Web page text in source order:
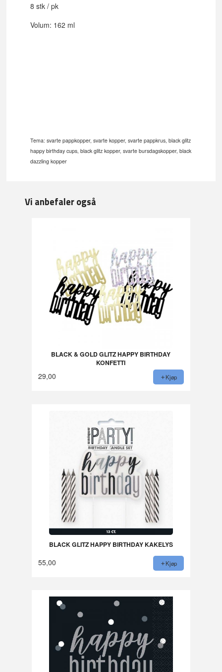
8 stk / pk
Volum: 162 ml
Tema: svarte pappkopper, svarte kopper, svarte pappkrus, black glitz
happy birthday cups, black glitz kopper, svarte bursdagskopper, black
dazzling kopper
Vi anbefaler også
BLACK & GOLD GLITZ HAPPY BIRTHDAY
KONFETTI
29,00 Kjøp
BLACK GLITZ HAPPY BIRTHDAY KAKELYS
55,00 Kjøp